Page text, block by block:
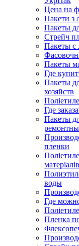
Цена на
Пакети з
Пакеты
Стрейч
Пакеты с
Пакеты
Где
Пакеты
хозяйств
Где
Пакеты
пленки
матеріалів
воды
Где
Пленка